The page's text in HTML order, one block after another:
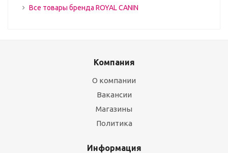
Все товары бренда ROYAL CANIN
Компания
О компании
Вакансии
Магазины
Политика
Информация